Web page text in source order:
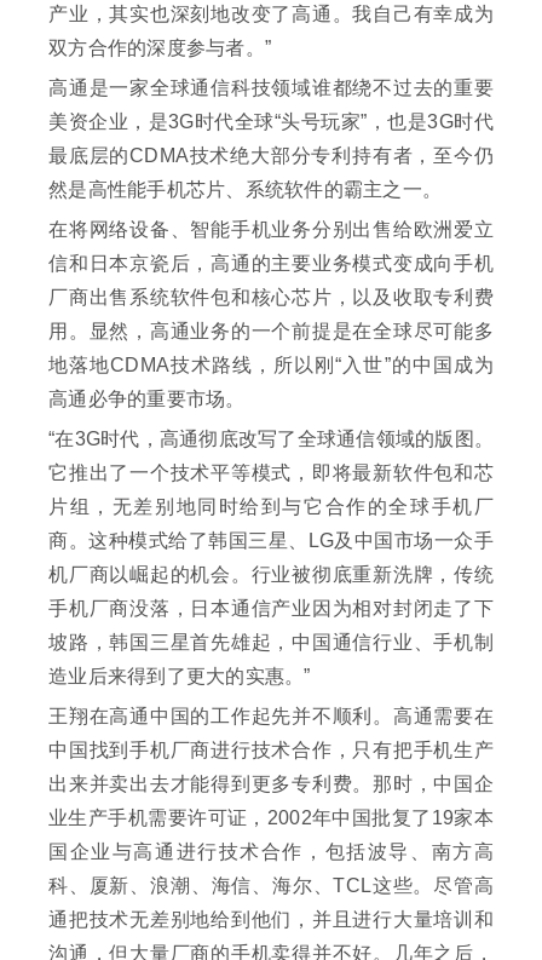
产业，其实也深刻地改变了高通。我自己有幸成为
双方合作的深度参与者。”
高通是一家全球通信科技领域谁都绕不过去的重要
美资企业，是3G时代全球“头号玩家”，也是3G时代
最底层的CDMA技术绝大部分专利持有者，至今仍
然是高性能手机芯片、系统软件的霸主之一。
在将网络设备、智能手机业务分别出售给欧洲爱立
信和日本京瓷后，高通的主要业务模式变成向手机
厂商出售系统软件包和核心芯片，以及收取专利费
用。显然，高通业务的一个前提是在全球尽可能多
地落地CDMA技术路线，所以刚“入世”的中国成为
高通必争的重要市场。
“在3G时代，高通彻底改写了全球通信领域的版图。
它推出了一个技术平等模式，即将最新软件包和芯
片组，无差别地同时给到与它合作的全球手机厂
商。这种模式给了韩国三星、LG及中国市场一众手
机厂商以崛起的机会。行业被彻底重新洗牌，传统
手机厂商没落，日本通信产业因为相对封闭走了下
坡路，韩国三星首先雄起，中国通信行业、手机制
造业后来得到了更大的实惠。”
王翔在高通中国的工作起先并不顺利。高通需要在
中国找到手机厂商进行技术合作，只有把手机生产
出来并卖出去才能得到更多专利费。那时，中国企
业生产手机需要许可证，2002年中国批复了19家本
国企业与高通进行技术合作，包括波导、南方高
科、厦新、浪潮、海信、海尔、TCL这些。尽管高
通把技术无差别地给到他们，并且进行大量培训和
沟通，但大量厂商的手机卖得并不好。几年之后，